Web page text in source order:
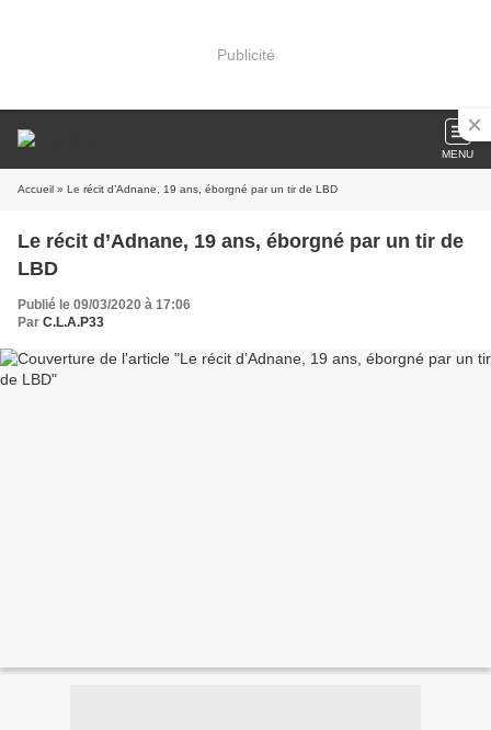
Publicité
MENU
Accueil » Le récit d’Adnane, 19 ans, éborgné par un tir de LBD
Le récit d’Adnane, 19 ans, éborgné par un tir de
LBD
Publié le 09/03/2020 à 17:06
Par C.L.A.P33